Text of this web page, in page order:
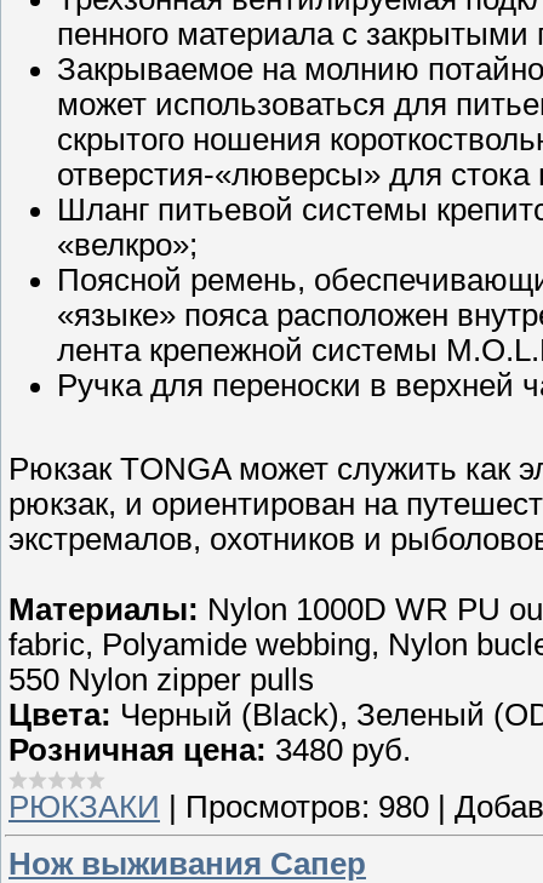
пенного материала с закрытыми
Закрываемое на молнию
может использоваться для
скрытого ношения
отверстия-«люверсы» для
Шланг питьевой системы
«велкро»;
Поясной ремень,
«языке» пояса расположен
лента крепежной системы
Ручка для переноски в верхней
Рюкзак TONGA может служить как
рюкзак, и ориентирован на
экстремалов, охотников и
Материалы: Nylon 1000D WR PU
fabric, Polyamide webbing, Nylon
550 Nylon zipper pulls
Цвета: Черный (Black), Зеленый
Розничная цена: 3480 руб.
РЮКЗАКИ | Просмотров: 980 |
Нож выживания Сапер